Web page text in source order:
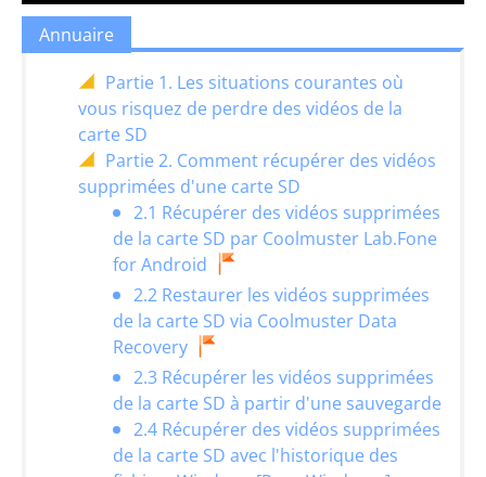
Annuaire
Partie 1. Les situations courantes où
vous risquez de perdre des vidéos de la
carte SD
Partie 2. Comment récupérer des vidéos
supprimées d'une carte SD
2.1 Récupérer des vidéos supprimées
de la carte SD par Coolmuster Lab.Fone
for Android
2.2 Restaurer les vidéos supprimées
de la carte SD via Coolmuster Data
Recovery
2.3 Récupérer les vidéos supprimées
de la carte SD à partir d'une sauvegarde
2.4 Récupérer des vidéos supprimées
de la carte SD avec l'historique des